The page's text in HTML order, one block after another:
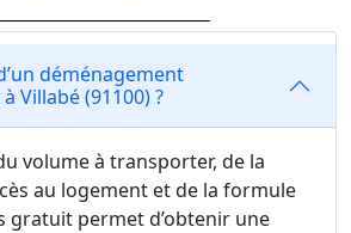
déménagement
Villabé (91100) ?
volume à transporter, de la
au logement et de la formule
gratuit permet d’obtenir une